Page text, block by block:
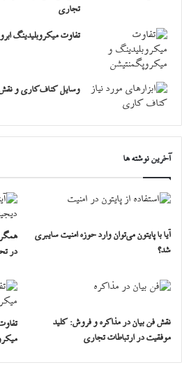
تجاری
تفاوت میکروبلیدینگ
وسایل کناف‌کاری و نقش
آخرین نوشته ها
آیا با پایتون می‌توان وارد حوزه امنیت سایبری
شد؟
در
نقش فن بیان در مذاکره و فروش: کلید
موفقیت در ارتباطات تجاری